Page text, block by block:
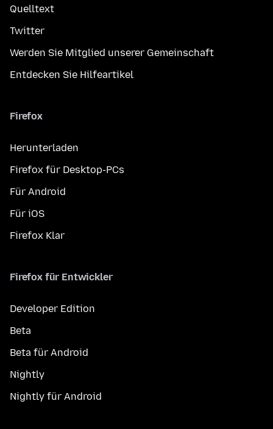
Quelltext
Twitter
Werden Sie Mitglied unserer Gemeinschaft
Entdecken Sie Hilfeartikel
Firefox
Herunterladen
Firefox für Desktop-PCs
Für Android
Für iOS
Firefox Klar
Firefox für Entwickler
Developer Edition
Beta
Beta für Android
Nightly
Nightly für Android